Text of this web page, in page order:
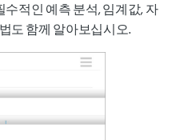
적인 예측 분석, 임계값, 자
도 함께 알아보십시오.